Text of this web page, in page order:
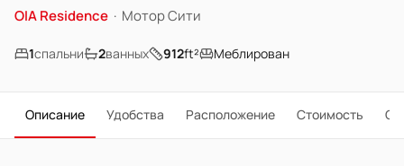
OIA Residence · Мотор Сити
1спальни 2ванных 912ft² Меблирован
Описание Удобства Расположение Стоимость О